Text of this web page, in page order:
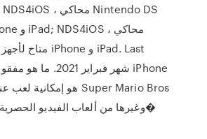
و Pokemon وغيرها من ألعاب الفيديو الحصرية ال�